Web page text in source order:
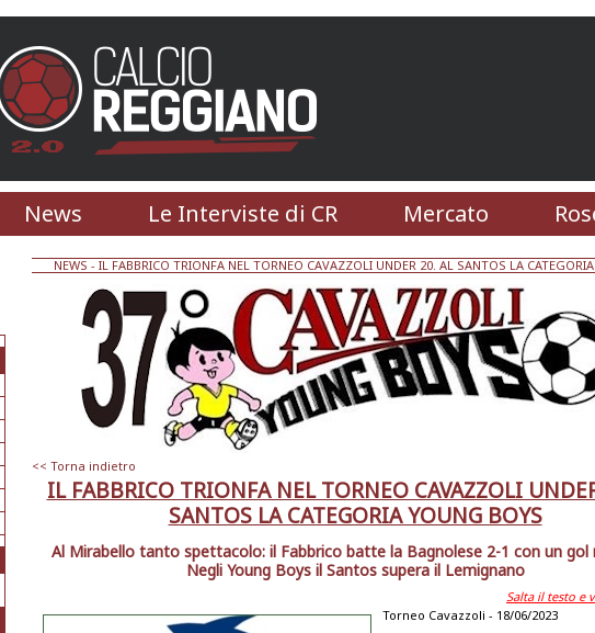
News Le Interviste di CR Mercato
NEWS - IL FABBRICO TRIONFA NEL TORNEO CAVAZZOLI UNDER 20. AL SANTOS LA
<< Torna indietro
IL FABBRICO TRIONFA NEL TORNEO CAVAZZOLI
SANTOS LA CATEGORIA YOUNG BOYS
Al Mirabello tanto spettacolo: il Fabbrico batte la Bagnolese 2-1 con un gol
Negli Young Boys il Santos supera il Lemignano
Salta il testo e
Torneo Cavazzoli - 18/06/2023